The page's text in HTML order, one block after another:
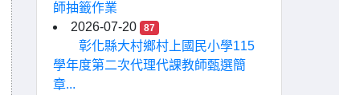
師抽籤作業
2026-07-20
87
彰化縣大村鄉村上國民小學115
學年度第二次代理代課教師甄選簡
章...